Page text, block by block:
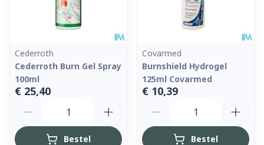
Cederroth
Cederroth Burn Gel Spray
100ml
€ 25,40
Bestel
Covarmed
Burnshield Hydrogel
125ml Covarmed
€ 10,39
Bestel